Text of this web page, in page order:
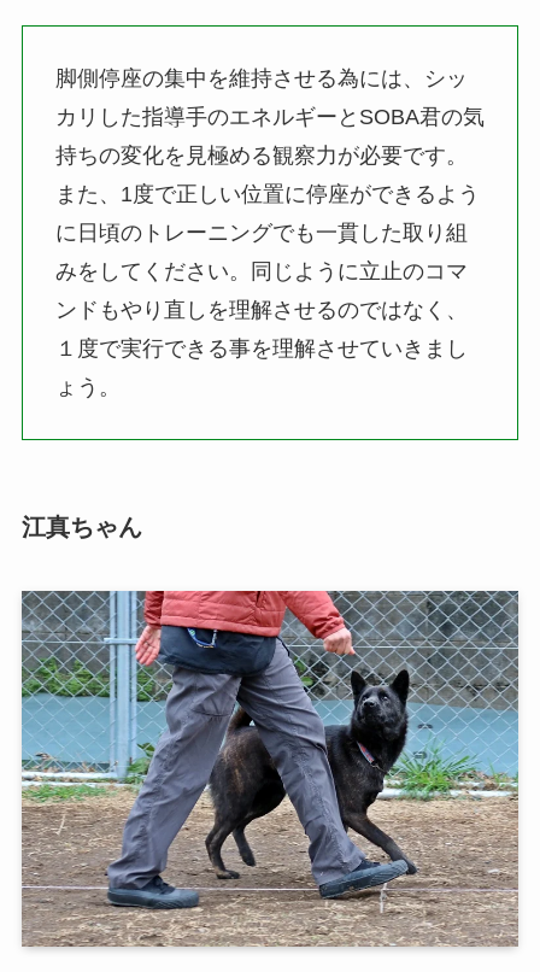
脚側停座の集中を維持させる為には、シッ
カリした指導手のエネルギーとSOBA君の気
持ちの変化を見極める観察力が必要です。
また、1度で正しい位置に停座ができるよう
に日頃のトレーニングでも一貫した取り組
みをしてください。同じように立止のコマ
ンドもやり直しを理解させるのではなく、
１度で実行できる事を理解させていきまし
ょう。
江真ちゃん